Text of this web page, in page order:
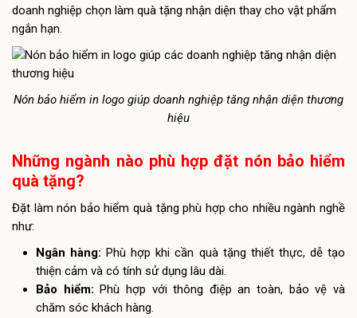
doanh nghiệp chọn làm quà tặng nhận diện thay cho vật phẩm
ngắn hạn.
Nón bảo hiểm in logo giúp doanh nghiệp tăng nhận diện thương
hiệu
Những ngành nào phù hợp đặt nón bảo hiểm
quà tặng?
Đặt làm nón bảo hiểm quà tặng phù hợp cho nhiều ngành nghề
như:
Ngân hàng:Phù hợp khi cần quà tặng thiết thực, dễ tạo
thiện cảm và có tính sử dụng lâu dài.
Bảo hiểm: Phù hợp với thông điệp an toàn, bảo vệ và
chăm sóc khách hàng.